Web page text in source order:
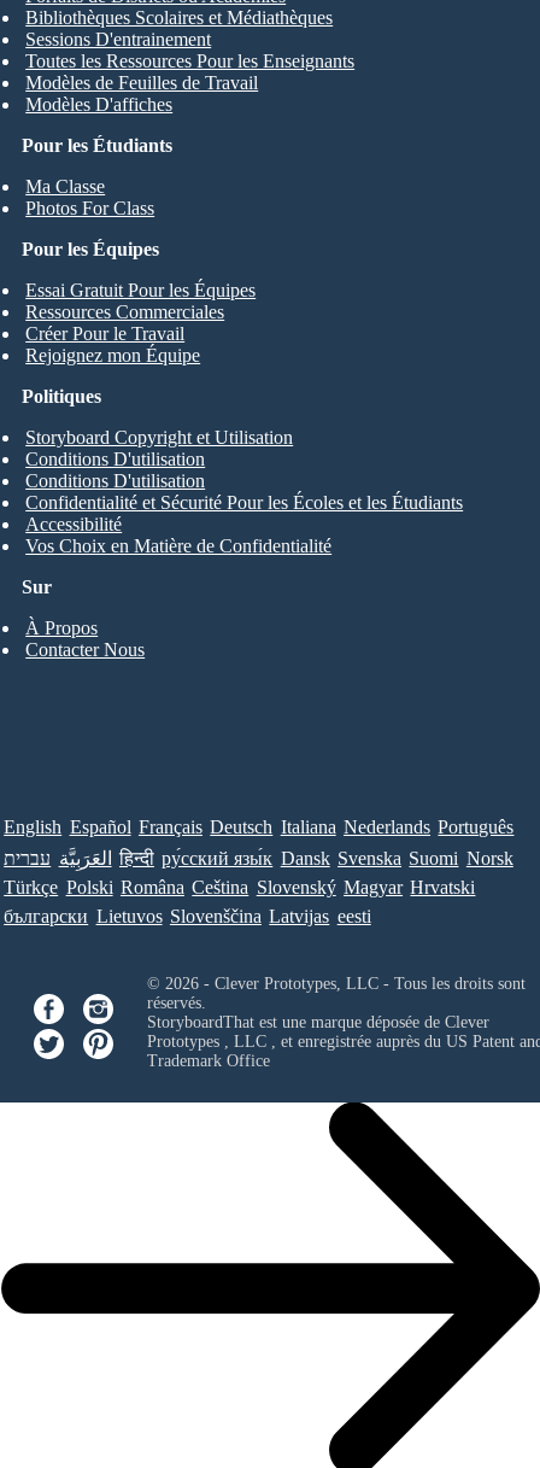
Pour les Étudiants
Ma Classe
Photos For Class
Bibliothèques Scolaires et Médiathèques
Sessions D'entrainement
Toutes les Ressources Pour les Enseignants
Modèles de Feuilles de Travail
Modèles D'affiches
Pour les Équipes
Essai Gratuit Pour les Équipes
Ressources Commerciales
Créer Pour le Travail
Rejoignez mon Équipe
Sur
À Propos
Contacter Nous
Politiques
Storyboard Copyright et Utilisation
Conditions D'utilisation
Conditions D'utilisation
Confidentialité et Sécurité Pour les Écoles et les Étudiants
Accessibilité
Vos Choix en Matière de Confidentialité
English Español Français Deutsch Italiana Nederlands Português
עברית العَرَبِيَّة हिन्दी ру́сский язы́к Dansk Svenska Suomi Norsk
Türkçe Polski Româna Ceština Slovenský Magyar Hrvatski
български Lietuvos Slovenščina Latvijas eesti
© 2026 - Clever Prototypes, LLC - Tous les droits sont
réservés.
StoryboardThat est une marque déposée de Clever
Prototypes , LLC, et enregistrée auprès du US Patent
Trademark Office